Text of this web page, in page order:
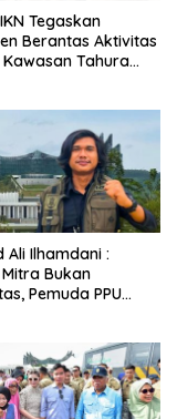
Tegaskan
Berantas Aktivitas
Tahura
Ali Ilhamdani :
Bukan
Pemuda PPU